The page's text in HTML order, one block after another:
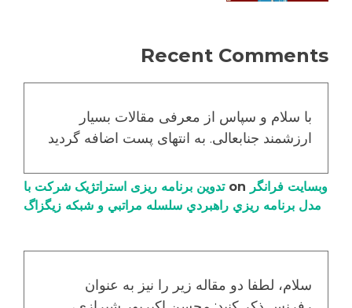
Recent Comments
با سلام و سپاس از معرفی مقالات بسیار
ارزشمند جنابعالی. به انتهای پست اضافه گردید
وبسایت فرانگر
تدوین برنامه ریزی استراتژیک شرکت با
مدل برنامه ریزي راهبردي سلسله مراتبي و شبکه زیگزاگ
سلام، لطفا دو مقاله زیر را نیز به عنوان